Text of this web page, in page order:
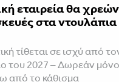
εταιρεία θα
στα ντουλάπια
τίθεται σε ισχύ από
του 2027 – Δωρεάν μόνο
από το κάθισμα